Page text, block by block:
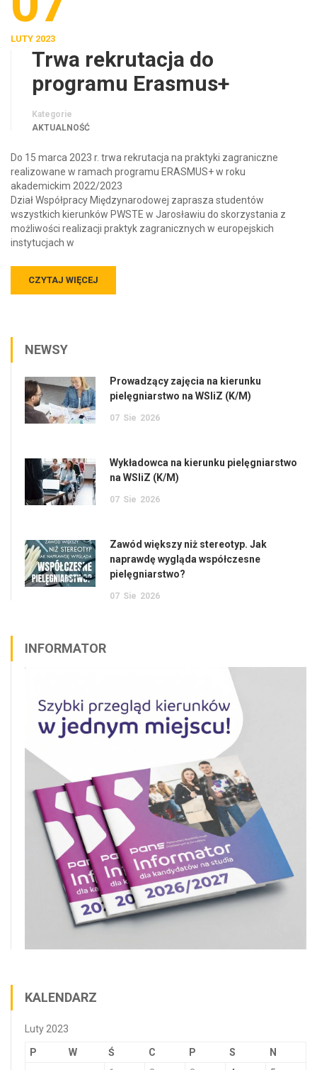
LUTY 2023
Trwa rekrutacja do
programu Erasmus+
Kategorie
AKTUALNOŚĆ
Do 15 marca 2023 r. trwa rekrutacja na praktyki zagraniczne
realizowane w ramach programu ERASMUS+ w roku
akademickim 2022/2023
Dział Współpracy Międzynarodowej zaprasza studentów
wszystkich kierunków PWSTE w Jarosławiu do skorzystania z
możliwości realizacji praktyk zagranicznych w europejskich
instytucjach w
CZYTAJ WIĘCEJ
NEWSY
Prowadzący zajęcia na kierunku
pielęgniarstwo na WSIiZ (K/M)
07 Sie 2026
Wykładowca na kierunku pielęgniarstwo
na WSIiZ (K/M)
07 Sie 2026
Zawód większy niż stereotyp. Jak
naprawdę wygląda współczesne
pielęgniarstwo?
07 Sie 2026
INFORMATOR
KALENDARZ
Luty 2023
P W Ś C P S
N